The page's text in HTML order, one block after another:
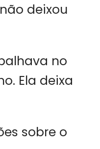
deixou
no
Ela deixa
sobre o